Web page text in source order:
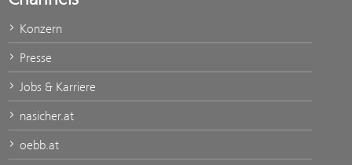
Konzern
Presse
Jobs & Karriere
nasicher.at
oebb.at